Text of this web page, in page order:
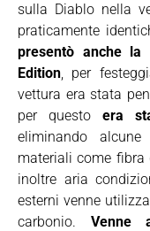
sulla Diablo nella
praticamente
presentò anche la
Edition, per
vettura era stata
per questoera
eliminando
materiali come fibra
inoltre aria
esterni venne
carbonio. Venne